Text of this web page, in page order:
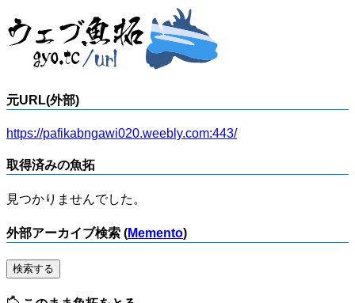
元URL(外部)
https://pafikabngawi020.weebly.com:443/
取得済みの魚拓
見つかりませんでした。
外部アーカイブ検索 (Memento)
検索する